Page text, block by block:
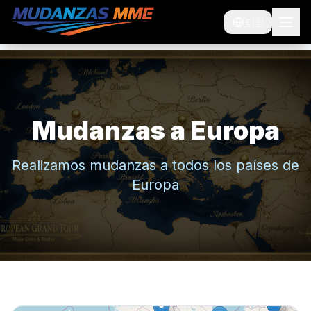
Mudanzas a Europa
Realizamos mudanzas a todos los países de
Europa